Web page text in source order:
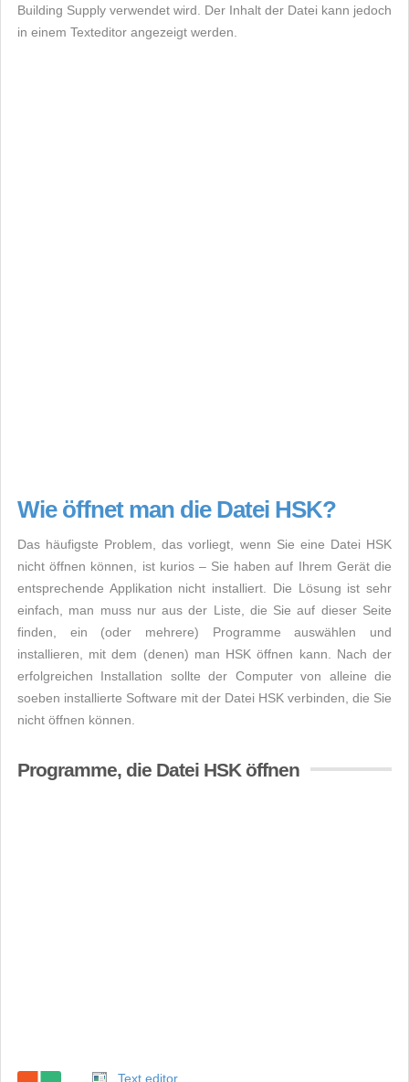
Building Supply verwendet wird. Der Inhalt der Datei kann jedoch
in einem Texteditor angezeigt werden.
Wie öffnet man die Datei HSK?
Das häufigste Problem, das vorliegt, wenn Sie eine Datei HSK
nicht öffnen können, ist kurios – Sie haben auf Ihrem Gerät die
entsprechende Applikation nicht installiert. Die Lösung ist sehr
einfach, man muss nur aus der Liste, die Sie auf dieser Seite
finden, ein (oder mehrere) Programme auswählen und
installieren, mit dem (denen) man HSK öffnen kann. Nach der
erfolgreichen Installation sollte der Computer von alleine die
soeben installierte Software mit der Datei HSK verbinden, die Sie
nicht öffnen können.
Programme, die Datei HSK öffnen
Text editor